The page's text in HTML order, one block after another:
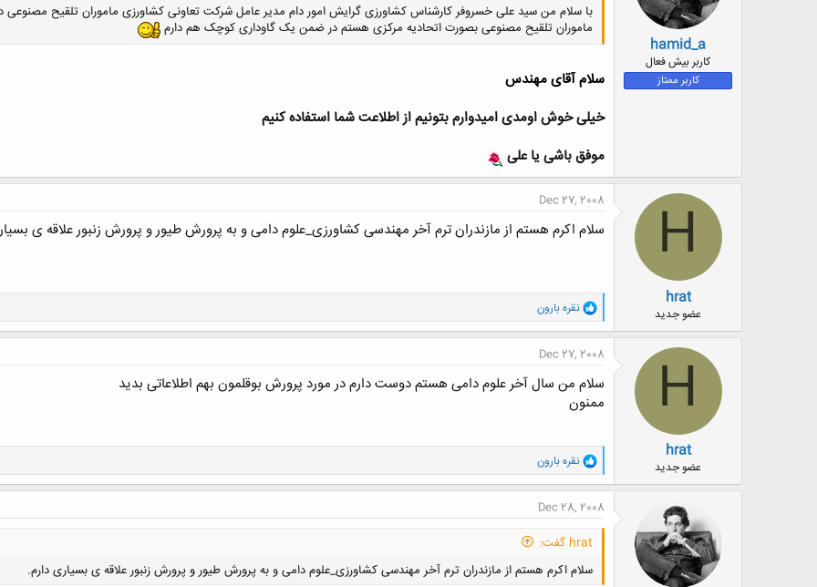
hamid_a
کاربر بیش فعال
کاربر ممتاز
با سلام من سید علی خسروفر کارشناس کشاورزی گرایش امور دام مدیر عامل شرکت تعاونی کشاورزی ماموران تلقیح مصنوعی
ماموران تلقیح مصنوعی بصورت اتحادیه مرکزی هستم در ضمن یک گاوداری کوچک هم دارم
سلام آقای مهندس
خیلی خوش اومدی امیدوارم بتونیم از اطلاعت شما استفاده کنیم
موفق باشی یا علی
H
hrat
عضو جدید
Dec 27, 2008
سلام اکرم هستم از مازندران ترم آخر مهندسی کشاورزی_علوم دامی و به پرورش طیور و پرورش زنبور علاقه ی
و
ا
ک
ن
ش
ا
:
نقره بارون
H
hrat
عضو جدید
Dec 27, 2008
سلام من سال آخر علوم دامی هستم دوست دارم در مورد پرورش بوقلمون بهم اطلاعاتی بدید
ممنون
و
ا
ک
ن
ش
ا
نقره بارون
Dec 28, 2008
hrat گفت:
سلام اکرم هستم از مازندران ترم آخر مهندسی کشاورزی_علوم دامی و به پرورش طیور و پرورش زنبور علاقه ی بسیاری دارم.